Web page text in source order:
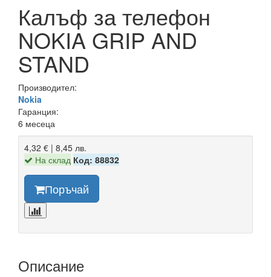
Калъф за телефон
NOKIA GRIP AND
STAND
Производител:
Nokia
Гаранция:
6 месеца
4,32 € | 8,45 лв.
На склад Код: 88832
Поръчай
Описание